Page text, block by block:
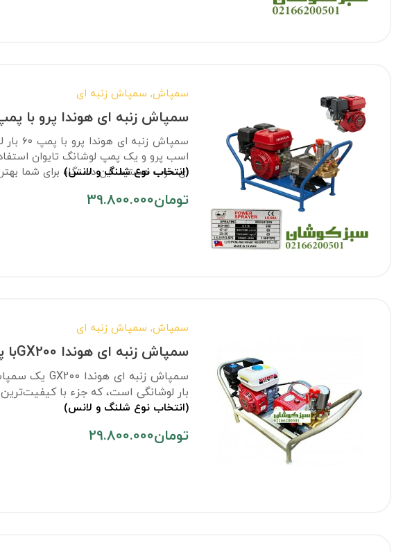
سمپاش, سمپاش زنبه ای
سمپاش زنبه ای هوندا پرو با پمپ 60 بار لوشانگ
اسب پرو و یک پمپ لوشانگ تایوان
ای خوب هستید این دستگاه برای شما
(انتخاب نوع شلنگ و لانس)
تومان39.800.000
سمپاش, سمپاش زنبه ای
سمپاش زنبه ای هوندا GX200با پمپ45بار
بار لوشانگی است، که جزء با
(انتخاب نوع شلنگ و لانس)
تومان29.800.000